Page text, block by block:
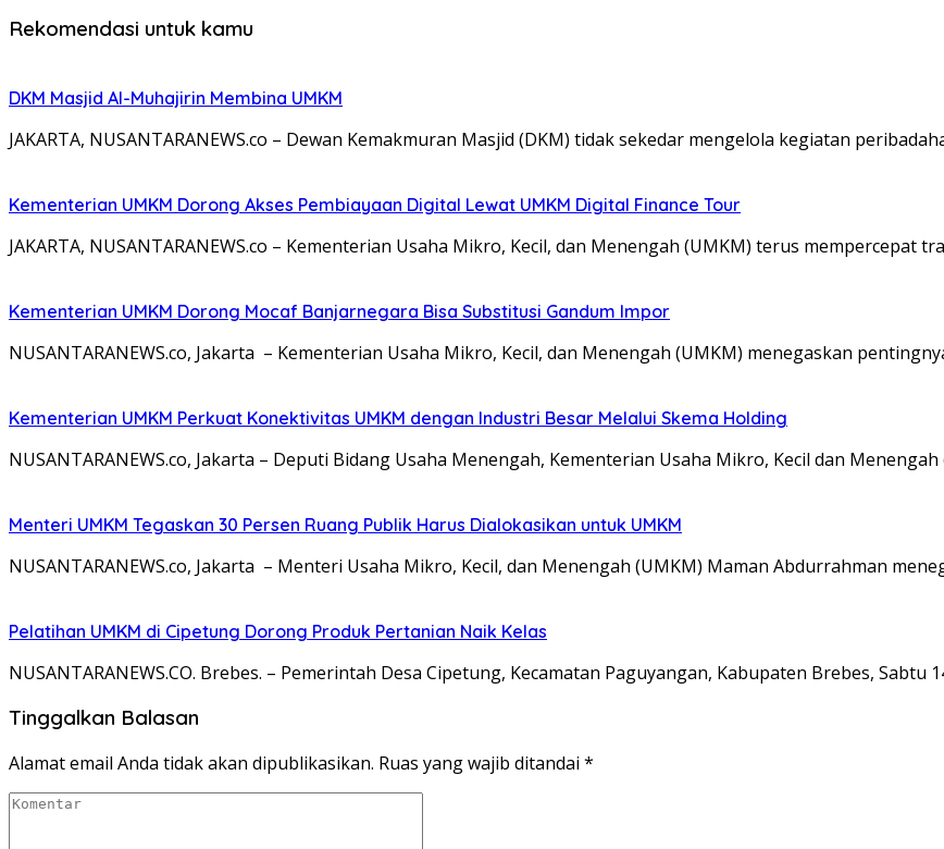
Rekomendasi untuk kamu
DKM Masjid Al-Muhajirin Membina UMKM
JAKARTA, NUSANTARANEWS.co – Dewan Kemakmuran Masjid (DKM) tidak sekedar mengelola kegiatan
Kementerian UMKM Dorong Akses Pembiayaan Digital Lewat UMKM Digital Finance Tour
JAKARTA, NUSANTARANEWS.co – Kementerian Usaha Mikro, Kecil, dan Menengah (UMKM) terus mempercepat
Kementerian UMKM Dorong Mocaf Banjarnegara Bisa Substitusi Gandum Impor
NUSANTARANEWS.co, Jakarta – Kementerian Usaha Mikro, Kecil, dan Menengah (UMKM) menegaskan
Kementerian UMKM Perkuat Konektivitas UMKM dengan Industri Besar Melalui Skema Holding
NUSANTARANEWS.co, Jakarta – Deputi Bidang Usaha Menengah, Kementerian Usaha Mikro, Kecil dan
Menteri UMKM Tegaskan 30 Persen Ruang Publik Harus Dialokasikan untuk UMKM
NUSANTARANEWS.co, Jakarta – Menteri Usaha Mikro, Kecil, dan Menengah (UMKM) Maman Abdurrahman
Pelatihan UMKM di Cipetung Dorong Produk Pertanian Naik Kelas
NUSANTARANEWS.CO. Brebes. – Pemerintah Desa Cipetung, Kecamatan Paguyangan, Kabupaten Brebes, Sabtu
Tinggalkan Balasan
Alamat email Anda tidak akan dipublikasikan. Ruas yang wajib ditandai *